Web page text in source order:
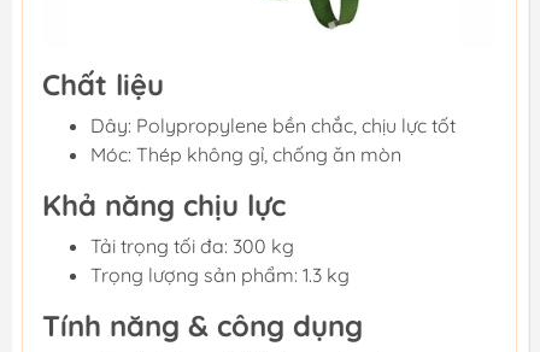
Chất liệu
Dây: Polypropylene bền chắc, chịu lực tốt
Móc: Thép không gỉ, chống ăn mòn
Khả năng chịu lực
Tải trọng tối đa: 300 kg
Trọng lượng sản phẩm: 1.3 kg
Tính năng & công dụng